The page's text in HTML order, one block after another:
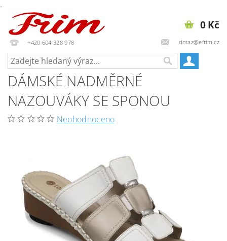
.
+420 604 328 978 dotaz@efrim.cz
0 Kč
DÁMSKÉ NADMĚRNÉ
NAZOUVÁKY SE SPONOU
Neohodnoceno